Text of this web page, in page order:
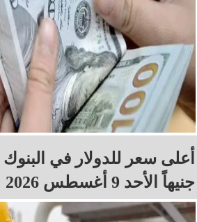
جنيهاً الأحد 9 أغسطس 2026